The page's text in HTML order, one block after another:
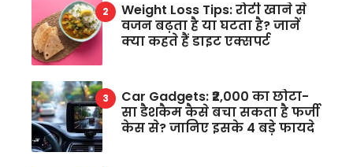
Weight Loss Tips: रोटी खाने से
वजन बढ़ता है या घटता है? जानें
क्या कहते हैं डाइट एक्सपर्ट
Car Gadgets: ₹2,000 का छोटा-
सा डैशकैम कैसे बचा सकता है फर्जी
केस से? जानिए इसके 4 बड़े फायदे